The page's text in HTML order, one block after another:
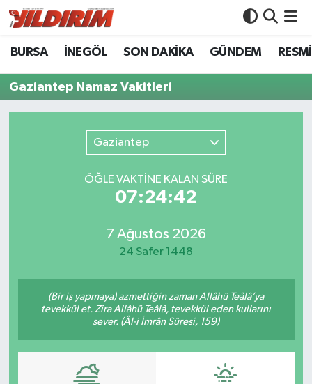
BURSA İNEGÖL SON DAKİKA GÜNDEM
Gaziantep Namaz Vakitleri
Gaziantep
ÖĞLE VAKTİNE KALAN SÜRE
07:24:42
7 Ağustos 2026
24 Safer 1448
(Bir iş yapmaya) azmettiğin zaman Allâhü Teâlâ’ya
tevekkül et. Zira Allâhü Teâlâ, tevekkül eden kullarını
sever. (Âl-i İmrân Sûresi, 159)
BURSA
İNEGÖL
RESMİ İLANLAR
KÖŞE YAZILARI
YAŞAM
Bursa Nöbetçi Eczaneler
Bursa Hava Durumu
Süper Lig Puan Durumu ve Fikstür
Tüm Manşetler
Haber Arşivi